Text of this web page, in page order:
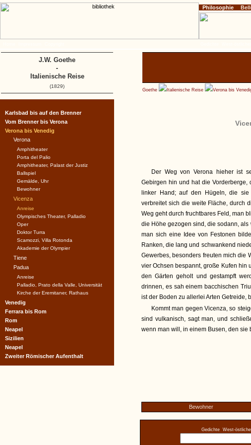
Goethe Italienische Reise Verona bis
Der Weg von Verona hieher ist
Gebirgen hin und hat die Vorderberge,
linker Hand; auf den Hügeln, die sie
verbreitet sich die weite Fläche, durch
Weg geht durch fruchtbares Feld, man
die Höhe gezogen sind, die sodann,
man sich eine Idee von Festonen
Ranken, die lang und schwankend
Gewerbes, besonders freuten mich die
vier Ochsen bespannt, große Kufen hin
den Gärten geholt und gestampft
drinnen, es sah einem bacchischen
ist der Boden zu allerlei Arten Getreide,
Kommt man gegen Vicenza, so
sind vulkanisch, sagt man, und
wenn man will, in einem Busen, den sie
Bewohner
Gedichte West-
Karlsbad bis auf den Brenner
Vom Brenner bis Verona
Verona bis Venedig
Verona
Amphitheater
Porta del Palio
Amphitheater, Palast der Justiz
Ballspiel
Gemälde, Uhr
Bewohner
Vicenza
Anreise
Olympisches Theater, Palladio
Oper
Doktor Turra
Scamozzi, Villa Rotonda
Akademie der Olympier
Tiene
Padua
Anreise
Palladio, Prato della Valle, Universität
Kirche der Eremitaner, Rathaus
Venedig
Ferrara bis Rom
Rom
Neapel
Sizilien
Neapel
Zweiter Römischer Aufenthalt
Philosophie
J.W. Goethe
-
Italienische Reise
(1829)